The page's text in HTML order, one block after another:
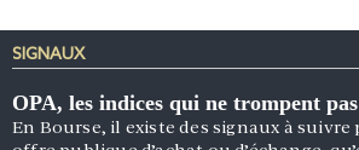
SIGNAUX
OPA, les indices qui ne trompent pas
En Bourse, il existe des signaux à